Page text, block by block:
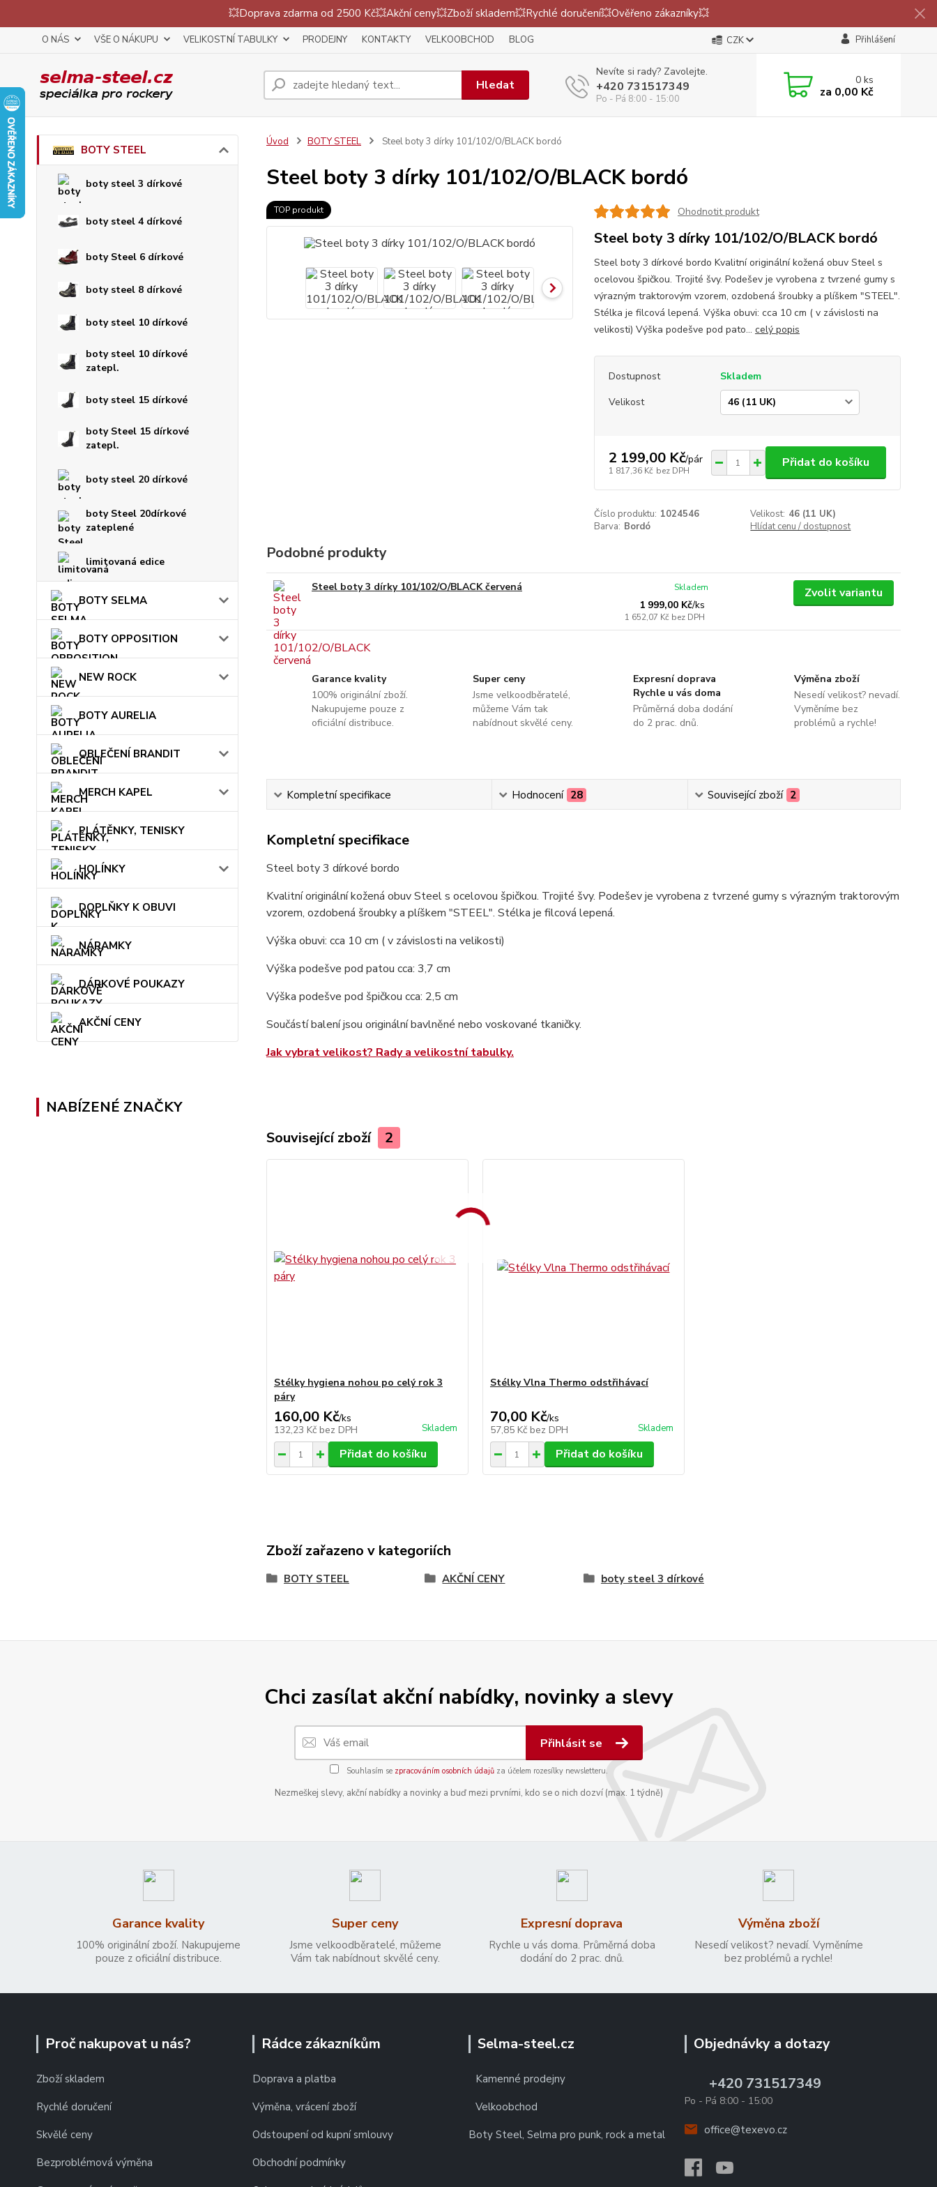
💥Doprava zdarma od 2500 Kč💥Akční ceny💥Zboží skladem💥Rychlé doručení💥Ověřeno zákazníky💥
O NÁS VŠE O NÁKUPU VELIKOSTNÍ TABULKY PRODEJNY KONTAKTY VELKOOBCHOD BLOG CZK Přihlášení
Hledat
Nevíte si rady? Zavolejte.
+420 731517349
Po - Pá 8:00 - 15:00
0ks
za 0,00 Kč
BOTY STEEL
boty steel 3 dírkové
boty steel 4 dírkové
boty Steel 6 dírkové
boty steel 8 dírkové
boty steel 10 dírkové
boty steel 10 dírkové
zatepl.
boty steel 15 dírkové
boty Steel 15 dírkové
zatepl.
boty steel 20 dírkové
boty Steel 20dírkové
zateplené
limitovaná edice
BOTY SELMA
BOTY OPPOSITION
NEW ROCK
BOTY AURELIA
OBLEČENÍ BRANDIT
MERCH KAPEL
PLÁTĚNKY, TENISKY
HOLÍNKY
DOPLŇKY K OBUVI
NÁRAMKY
DÁRKOVÉ POUKAZY
AKČNÍ CENY
NABÍZENÉ ZNAČKY
Úvod BOTY STEEL Steel boty 3 dírky 101/102/O/BLACK bordó
Steel boty 3 dírky 101/102/O/BLACK bordó
TOP produkt Ohodnotit produkt
Steel boty 3 dírky 101/102/O/BLACK bordó
Steel boty 3 dírkové bordo Kvalitní originální kožená obuv Steel s
ocelovou špičkou. Trojité švy. Podešev je vyrobena z tvrzené gumy s
výrazným traktorovým vzorem, ozdobená šroubky a plíškem "STEEL".
Stélka je filcová lepená. Výška obuvi: cca 10 cm ( v závislosti na
velikosti) Výška podešve pod pato... celý popis
Dostupnost
Skladem
Velikost
2 199,00 Kč/pár
1 817,36 Kč bez DPH
Přidat do košíku
Číslo produktu: 1024546 Velikost: 46 (11 UK)
Barva: Bordó Hlídat cenu / dostupnost
Podobné produkty
Steel boty 3 dírky 101/102/O/BLACK červená
1 999,00 Kč/ks
1 652,07 Kč bez DPH
Skladem Zvolit variantu
Garance kvality
100% originální zboží.
Nakupujeme pouze z
oficiální distribuce.
Super ceny
Jsme velkoodběratelé,
můžeme Vám tak
nabídnout skvělé ceny.
Expresní doprava
Rychle u vás doma
Průměrná doba dodání
do 2 prac. dnů.
Výměna zboží
Nesedí velikost? nevadí.
Vyměníme bez
problémů a rychle!
Kompletní specifikace Hodnocení 28 Související zboží 2
Kompletní specifikace
Steel boty 3 dírkové bordo
Kvalitní originální kožená obuv Steel s ocelovou špičkou. Trojité švy. Podešev je vyrobena z tvrzené gumy s výrazným traktorovým
vzorem, ozdobená šroubky a plíškem "STEEL". Stélka je filcová lepená.
Výška obuvi: cca 10 cm ( v závislosti na velikosti)
Výška podešve pod patou cca: 3,7 cm
Výška podešve pod špičkou cca: 2,5 cm
Součástí balení jsou originální bavlněné nebo voskované tkaničky.
Jak vybrat velikost? Rady a velikostní tabulky.
Související zboží 2
Stélky hygiena nohou po celý rok 3
páry
160,00 Kč/ks
132,23 Kč bez DPH Skladem
Přidat do košíku
Stélky Vlna Thermo odstřihávací
70,00 Kč/ks
57,85 Kč bez DPH Skladem
Přidat do košíku
Zboží zařazeno v kategoriích
BOTY STEEL AKČNÍ CENY boty steel 3 dírkové
Chci zasílat akční nabídky, novinky a slevy
Přihlásit se
Souhlasím se zpracováním osobních údajůza účelem rozesílky newsletteru.
Nezmeškej slevy, akční nabídky a novinky a buď mezi prvními, kdo se o nich dozví (max. 1 týdně)
Garance kvality
100% originální zboží. Nakupujeme
pouze z oficiální distribuce.
Super ceny
Jsme velkoodběratelé, můžeme
Vám tak nabídnout skvělé ceny.
Expresní doprava
Rychle u vás doma. Průměrná doba
dodání do 2 prac. dnů.
Výměna zboží
Nesedí velikost? nevadí. Vyměníme
bez problémů a rychle!
Proč nakupovat u nás?
Zboží skladem
Rychlé doručení
Skvělé ceny
Bezproblémová výměna
Rádce zákazníkům
Doprava a platba
Výměna, vrácení zboží
Odstoupení od kupní smlouvy
Obchodní podmínky
Selma-steel.cz
Kamenné prodejny
Velkoobchod
Boty Steel, Selma pro punk, rock a metal
Objednávky a dotazy
+420 731517349
Po - Pá 8:00 - 15:00
office@texevo.cz